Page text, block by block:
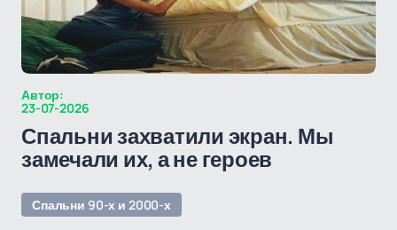
Автор:
23-07-2026
Спальни захватили экран. Мы
замечали их, а не героев
Спальни 90-х и 2000-х